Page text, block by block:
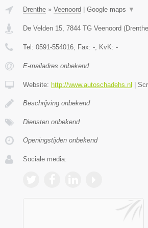
Drenthe » Veenoord Google maps ▼
De Velden 15 7844 TG Veenoord (Drenthe
Tel: 0591-554016 , Fax: - , KvK: -
E-mailadres onbekend
Website: http://www.autoschadehs.nl
Beschrijving onbekend
Diensten onbekend
Openingstijden onbekend
Sociale media: